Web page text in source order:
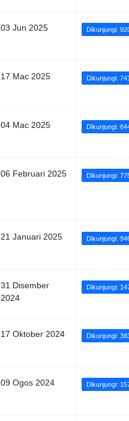
03 Jun 2025 Dikunjungi:
17 Mac 2025 Dikunjungi:
04 Mac 2025 Dikunjungi:
06 Februari 2025 Dikunjungi:
21 Januari 2025 Dikunjungi:
31 Disember
2024
Dikunjungi:
17 Oktober 2024 Dikunjungi:
09 Ogos 2024 Dikunjungi: